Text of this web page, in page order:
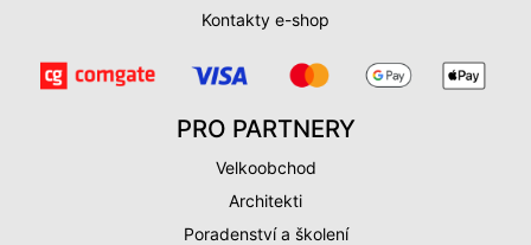
Kontakty e-shop
PRO PARTNERY
Velkoobchod
Architekti
Poradenství a školení